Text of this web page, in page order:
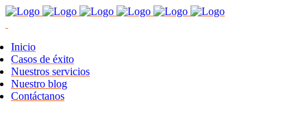
Inicio
Casos de éxito
Nuestros servicios
Nuestro blog
Contáctanos